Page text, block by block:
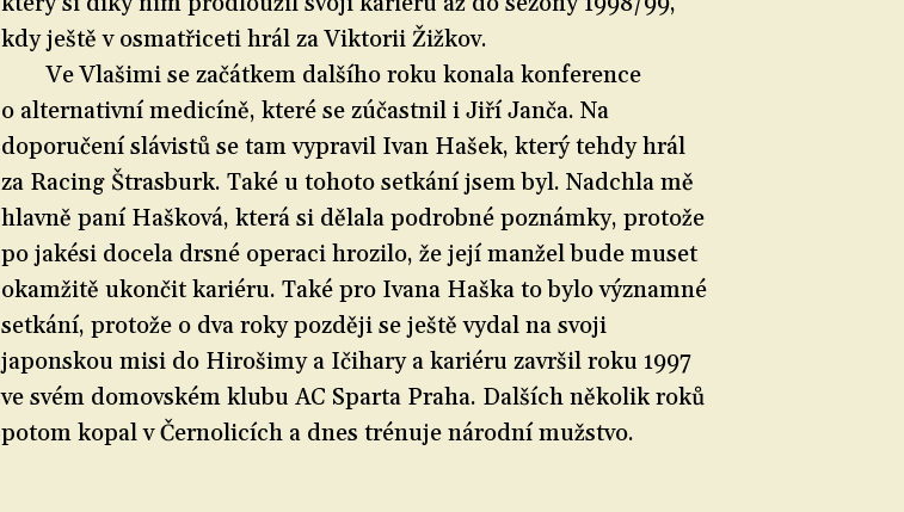
kdy ještě v osmatřiceti hrál za Viktorii Žižkov.
Ve Vlašimi se začátkem dalšího roku konala konference
o alternativní medicíně, které se zúčastnil i Jiří Janča. Na
doporučení slávistů se tam vypravil Ivan Hašek, který tehdy hrál
za Racing Štrasburk. Také u tohoto setkání jsem byl. Nadchla mě
hlavně paní Hašková, která si dělala podrobné poznámky, protože
po jakési docela drsné operaci hrozilo, že její manžel bude muset
okamžitě ukončit kariéru. Také pro Ivana Haška to bylo významné
setkání, protože o dva roky později se ještě vydal na svoji
japonskou misi do Hirošimy a Ičihary a kariéru završil roku 1997
ve svém domovském klubu AC Sparta Praha. Dalších několik roků
potom kopal v Černolicích a dnes trénuje národní mužstvo.